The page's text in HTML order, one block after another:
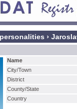
›
Name
City/Town
District
County/State
Country